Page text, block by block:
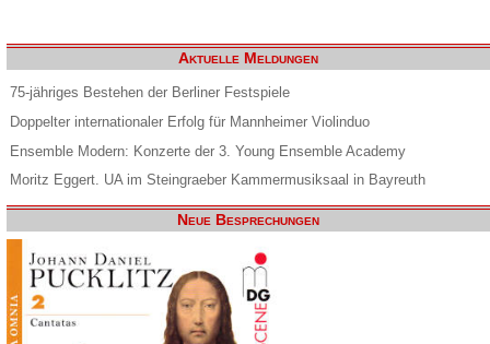
Aktuelle Meldungen
75-jähriges Bestehen der Berliner Festspiele
Doppelter internationaler Erfolg für Mannheimer Violinduo
Ensemble Modern: Konzerte der 3. Young Ensemble Academy
Moritz Eggert. UA im Steingraeber Kammermusiksaal in Bayreuth
Neue Besprechungen